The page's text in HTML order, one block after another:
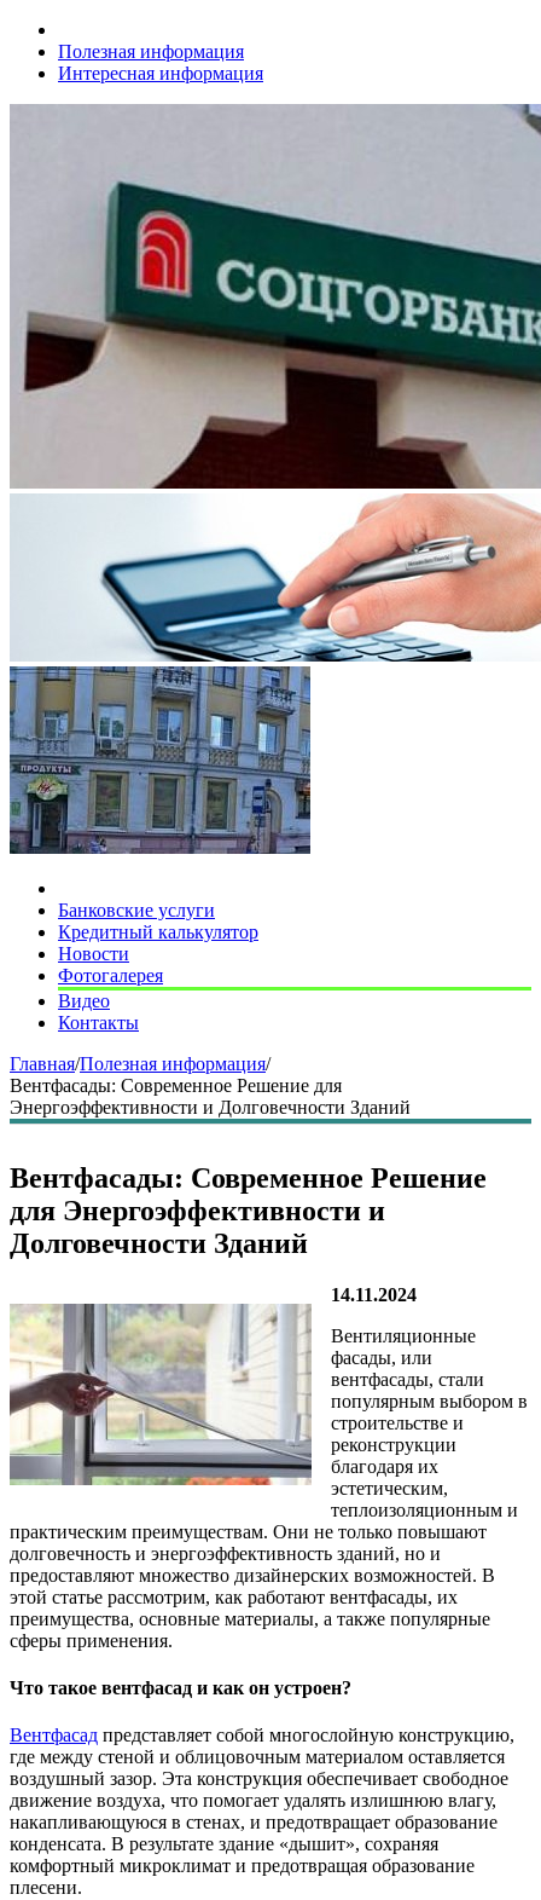
Полезная информация
Интересная информация
Банковские услуги
Кредитный калькулятор
Новости
Фотогалерея
Видео
Контакты
Главная/Полезная информация/
Вентфасады: Современное Решение для
Энергоэффективности и Долговечности Зданий
Вентфасады: Современное Решение
для Энергоэффективности и
Долговечности Зданий
14.11.2024
Вентиляционные
фасады, или
вентфасады, стали
популярным выбором в
строительстве и
реконструкции
благодаря их
эстетическим,
теплоизоляционным и
практическим преимуществам. Они не только повышают
долговечность и энергоэффективность зданий, но и
предоставляют множество дизайнерских возможностей. В
этой статье рассмотрим, как работают вентфасады, их
преимущества, основные материалы, а также популярные
сферы применения.
Что такое вентфасад и как он устроен?
Вентфасад представляет собой многослойную конструкцию,
где между стеной и облицовочным материалом оставляется
воздушный зазор. Эта конструкция обеспечивает свободное
движение воздуха, что помогает удалять излишнюю влагу,
накапливающуюся в стенах, и предотвращает образование
конденсата. В результате здание «дышит», сохраняя
комфортный микроклимат и предотвращая образование
плесени.